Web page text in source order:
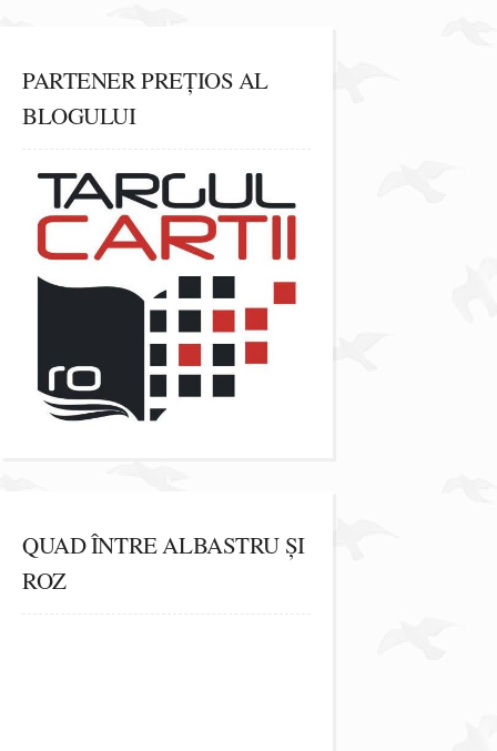
PARTENER PREȚIOS AL
BLOGULUI
QUAD ÎNTRE ALBASTRU ȘI
ROZ